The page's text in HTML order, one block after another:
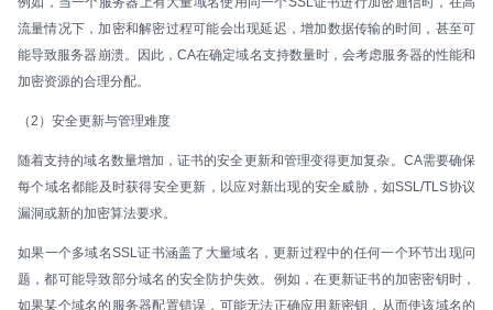
流量情况下，加密和解密过程可能会出现延迟，增加数据传输的时间，甚至可
能导致服务器崩溃。因此，CA在确定域名支持数量时，会考虑服务器的性能和
加密资源的合理分配。
（2）安全更新与管理难度
随着支持的域名数量增加，证书的安全更新和管理变得更加复杂。CA需要确保
每个域名都能及时获得安全更新，以应对新出现的安全威胁，如SSL/TLS协议
漏洞或新的加密算法要求。
如果一个多域名SSL证书涵盖了大量域名，更新过程中的任何一个环节出现问
题，都可能导致部分域名的安全防护失效。例如，在更新证书的加密密钥时，
如果某个域名的服务器配置错误，可能无法正确应用新密钥，从而使该域名的